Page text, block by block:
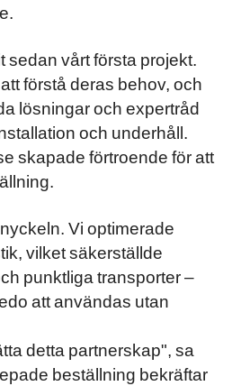
sedan vårt första projekt.
förstå deras behov, och
lösningar och expertråd
och underhåll.
skapade förtroende för att
Vi optimerade
vilket säkerställde
punktliga transporter –
att användas utan
detta partnerskap", sa
beställning bekräftar